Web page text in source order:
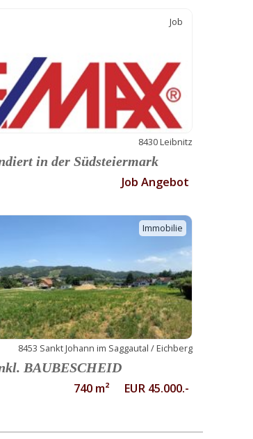
Job
8430 Leibnitz
in der Südsteiermark
Job Angebot
Immobilie
8453 Sankt Johann im Saggautal / Eichberg
BAUBESCHEID
740 m² EUR 45.000.-